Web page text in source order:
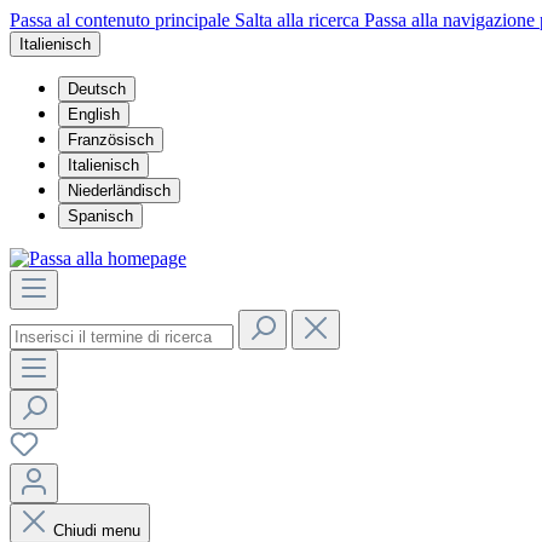
Passa al contenuto principale Salta alla ricerca Passa alla
Italienisch
Deutsch
English
Französisch
Italienisch
Niederländisch
Spanisch
Chiudi menu